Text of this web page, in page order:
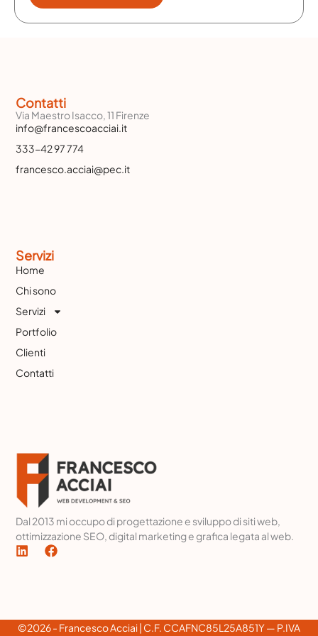
Dal 2013 mi occupo di progettazione e sviluppo di siti web,
ottimizzazione SEO, digital marketing e grafica legata al web.
L
i
i
F
a
o
Servizi
Home
Chi sono
Servizi
Portfolio
Clienti
Contatti
Contatti
Via Maestro Isacco, 11 Firenze
info@francescoacciai.it
333-42 97 774
francesco.acciai@pec.it
©2026 - Francesco Acciai | C.F. CCAFNC85L25A851Y — P.IVA